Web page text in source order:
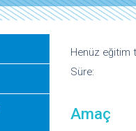
Henüz eğitim
Süre:
Amaç